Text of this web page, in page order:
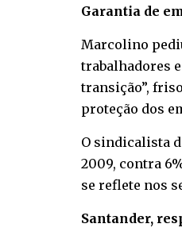
Garantia de
Marcolino
trabalhadores
transição”,
proteção dos
O sindicalista
2009, contra
se reflete nos
Santander,